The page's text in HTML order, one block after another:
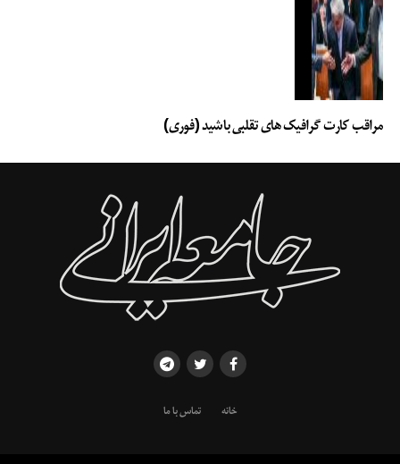
مراقب کارت گرافیک های تقلبی باشید (فوری)
خانه تماس با ما